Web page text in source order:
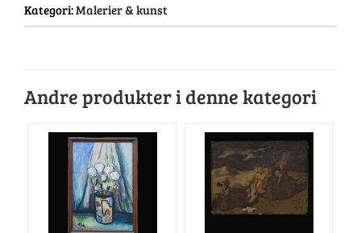
Kategori:Malerier & kunst
Andre produkter i denne kategori